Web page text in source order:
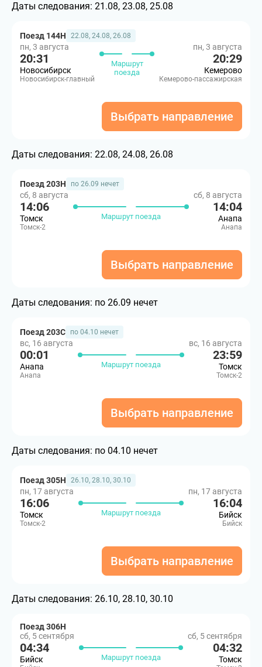
Даты следования: 21.08, 23.08, 25.08
Поезд 144Н 22.08, 24.08, 26.08
пн, 3 августа
20:31
Новосибирск
Новосибирск-главный
Маршрут
поезда
пн, 3 августа
20:29
Кемерово
Кемерово-пассажирская
Выбрать направление
Даты следования: 22.08, 24.08, 26.08
Поезд 203Н по 26.09 нечет
сб, 8 августа
14:06
Томск
Томск-2
Маршрут поезда
сб, 8 августа
14:04
Анапа
Анапа
Выбрать направление
Даты следования: по 26.09 нечет
Поезд 203С по 04.10 нечет
вс, 16 августа
00:01
Анапа
Анапа
Маршрут поезда
вс, 16 августа
23:59
Томск
Томск-2
Выбрать направление
Даты следования: по 04.10 нечет
Поезд 305Н 26.10, 28.10, 30.10
пн, 17 августа
16:06
Томск
Томск-2
Маршрут поезда
пн, 17 августа
16:04
Бийск
Бийск
Выбрать направление
Даты следования: 26.10, 28.10, 30.10
Поезд 306Н
сб, 5 сентября
04:34
Бийск Маршрут поезда
сб, 5 сентября
04:32
Томск